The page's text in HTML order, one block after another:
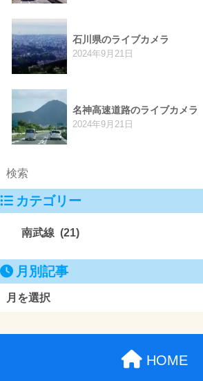
石川県のライブカメラ
2024年9月21日
名神高速道路のライブカメラ
2024年9月21日
カテゴリー
月別記事
HOME